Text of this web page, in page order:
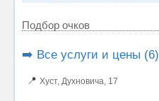
Подбор очков
➡️ Все услуги и цены (6)
📍 Хуст, Духновича, 17